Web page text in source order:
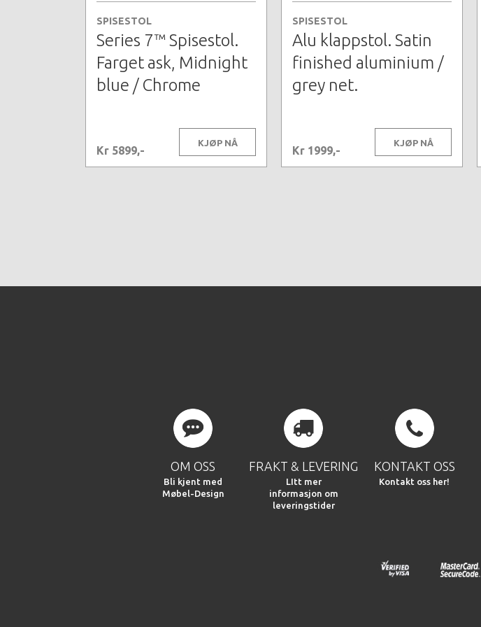
SPISESTOL
Series 7™ Spisestol.
Farget ask, Midnight
blue / Chrome
Kr 5899,-
KJØP NÅ
SPISESTOL
Alu klappstol. Satin
finished aluminium /
grey net.
Kr 1999,-
KJØP NÅ
OM OSS
Bli kjent med
Møbel-Design
FRAKT & LEVERING
LItt mer
informasjon om
leveringstider
KONTAKT OSS
Kontakt oss her!